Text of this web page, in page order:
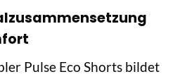
Pulse Eco Shorts bildet